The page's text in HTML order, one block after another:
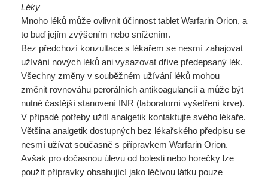
Léky
Mnoho léků může ovlivnit účinnost tablet Warfarin Orion, a
to buď jejím zvýšením nebo snížením.
Bez předchozí konzultace s lékařem se nesmí zahajovat
užívání nových léků ani vysazovat dříve předepsaný lék.
Všechny změny v souběžném užívání léků mohou
změnit rovnováhu perorálních antikoagulancií a může být
nutné častější stanovení INR (laboratorní vyšetření krve).
V případě potřeby užití analgetik kontaktujte svého lékaře.
Většina analgetik dostupných bez lékařského předpisu se
nesmí užívat současně s přípravkem Warfarin Orion.
Avšak pro dočasnou úlevu od bolesti nebo horečky lze
použít přípravky obsahující jako léčivou látku pouze